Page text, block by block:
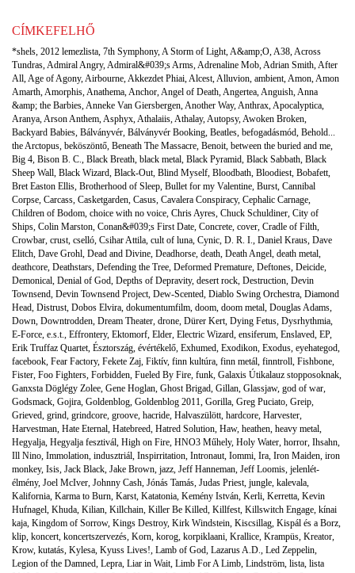
CÍMKEFELHŐ
*shels, 2012 lemezlista, 7th Symphony,A Storm of Light,A&amp;O,A38,Across
Tundras,Admiral Angry,Admiral&#039;s Arms,Adrenaline Mob,Adrian Smith,After
All,Age of Agony,Airbourne,Akkezdet Phiai,Alcest,Alluvion, ambient,Amon,Amon
Amarth,Amorphis,Anathema,Anchor,Angel of Death,Angertea,Anguish,Anna
&amp; the Barbies,Anneke Van Giersbergen,Another Way,Anthrax,Apocalyptica,
Aranya,Arson Anthem,Asphyx,Athalaiis,Athalay,Autopsy,Awoken Broken,
Backyard Babies, Bálványvér, Bálványvér Booking, Beatles, befogadásmód, Behold...
the Arctopus, beköszöntő, Beneath The Massacre, Benoit, between the buried and me,
Big 4, Bison B. C., Black Breath, black metal, Black Pyramid, Black Sabbath, Black
Sheep Wall, Black Wizard, Black-Out, Blind Myself, Bloodbath, Bloodiest, Bobafett,
Bret Easton Ellis, Brotherhood of Sleep, Bullet for my Valentine, Burst, Cannibal
Corpse, Carcass, Casketgarden, Casus, Cavalera Conspiracy, Cephalic Carnage,
Children of Bodom, choice with no voice, Chris Ayres, Chuck Schuldiner, City of
Ships, Colin Marston, Conan&#039;s First Date, Concrete, cover, Cradle of Filth,
Crowbar, crust, cselló, Csihar Attila, cult of luna, Cynic, D. R. I., Daniel Kraus, Dave
Elitch, Dave Grohl, Dead and Divine, Deadhorse, death, Death Angel, death metal,
deathcore, Deathstars, Defending the Tree, Deformed Premature, Deftones, Deicide,
Demonical, Denial of God, Depths of Depravity, desert rock, Destruction, Devin
Townsend, Devin Townsend Project, Dew-Scented, Diablo Swing Orchestra, Diamond
Head, Distrust, Dobos Elvira, dokumentumfilm, doom, doom metal, Douglas Adams,
Down, Downtrodden, Dream Theater, drone, Dürer Kert, Dying Fetus, Dysrhythmia,
E-Force, e.s.t., Effrontery, Ektomorf, Elder, Electric Wizard, ensiferum, Enslaved, EP,
Erik Truffaz Quartet, Észtország, évértékelő, Exhumed, Exodikon, Exodus, eyehategod,
facebook, Fear Factory, Fekete Zaj, Fiktív, finn kultúra, finn metál, finntroll, Fishbone,
Fister, Foo Fighters, Forbidden, Fueled By Fire, funk, Galaxis Útikalauz stopposoknak,
Ganxsta Döglégy Zolee, Gene Hoglan, Ghost Brigad, Gillan, Glassjaw, god of war,
Godsmack, Gojira, Goldenblog, Goldenblog 2011, Gorilla, Greg Puciato, Greip,
Grieved, grind, grindcore, groove, hacride, Halvaszülött, hardcore, Harvester,
Harvestman, Hate Eternal, Hatebreed, Hatred Solution, Haw, heathen, heavy metal,
Hegyalja, Hegyalja fesztivál, High on Fire, HNO3 Műhely, Holy Water, horror, Ihsahn,
Ill Nino, Immolation, indusztriál, Inspirritation, Intronaut, Iommi, Ira, Iron Maiden, iron
monkey, Isis, Jack Black, Jake Brown, jazz, Jeff Hanneman, Jeff Loomis, jelenlét-
élmény, Joel McIver, Johnny Cash, Jónás Tamás, Judas Priest, jungle, kalevala,
Kalifornia, Karma to Burn, Karst, Katatonia, Kemény István, Kerli, Kerretta, Kevin
Hufnagel, Khuda, Kilian, Killchain, Killer Be Killed, Killfest, Killswitch Engage, kínai
kaja, Kingdom of Sorrow, Kings Destroy, Kirk Windstein, Kiscsillag, Kispál és a Borz,
klip, koncert, koncertszervezés, Korn, korog, korpiklaani, Krallice, Krampüs, Kreator,
Krow, kutatás, Kylesa, Kyuss Lives!, Lamb of God, Lazarus A.D., Led Zeppelin,
Legion of the Damned, Lepra, Liar in Wait, Limb For A Limb, Lindström, lista, lista